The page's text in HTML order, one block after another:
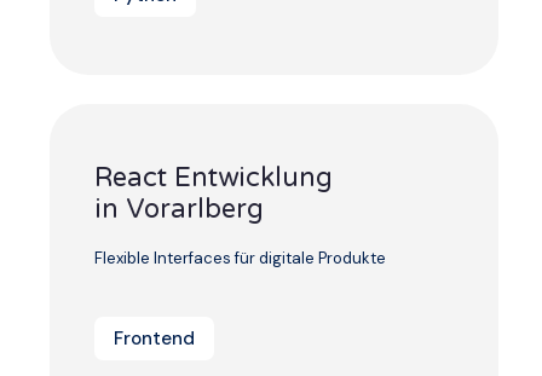
React Entwicklung
in Vorarlberg
Flexible Interfaces für digitale Produkte
Frontend